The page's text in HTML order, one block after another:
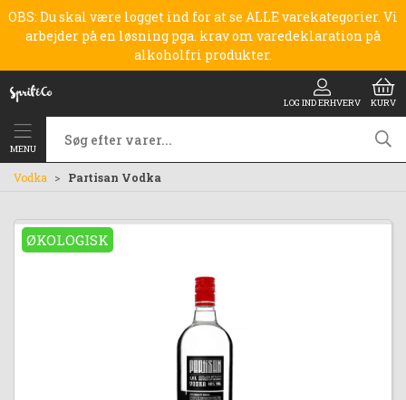
OBS: Du skal være logget ind for at se ALLE varekategorier. Vi
arbejder på en løsning pga. krav om varedeklaration på
alkoholfri produkter.
LOG IND ERHVERV KURV
MENU
Vodka Partisan Vodka
ØKOLOGISK